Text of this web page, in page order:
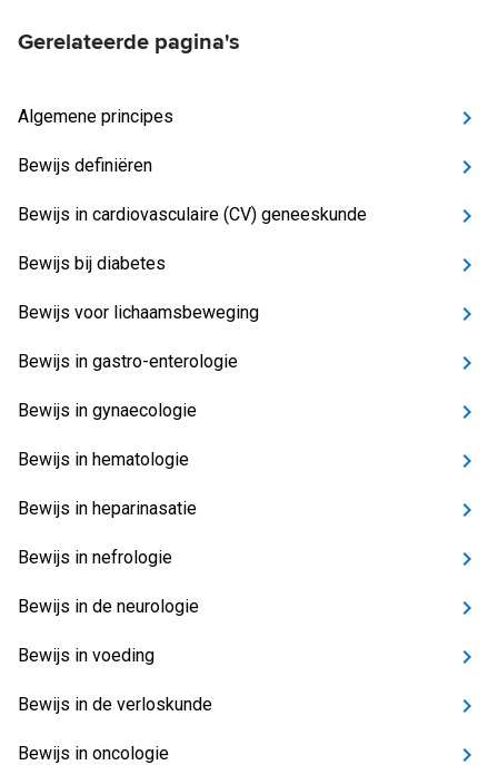
Gerelateerde pagina's
Algemene principes
Bewijs definiëren
Bewijs in cardiovasculaire (CV) geneeskunde
Bewijs bij diabetes
Bewijs voor lichaamsbeweging
Bewijs in gastro-enterologie
Bewijs in gynaecologie
Bewijs in hematologie
Bewijs in heparinasatie
Bewijs in nefrologie
Bewijs in de neurologie
Bewijs in voeding
Bewijs in de verloskunde
Bewijs in oncologie